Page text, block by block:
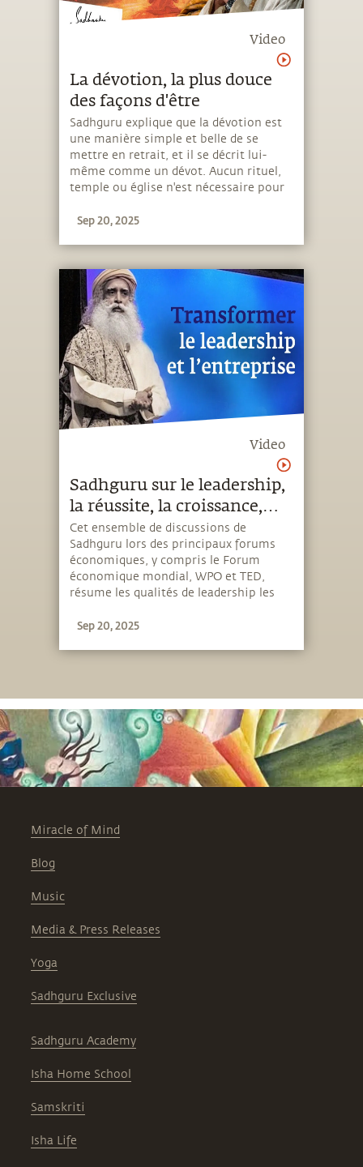
Video
La dévotion, la plus douce
des façons d'être
Sadhguru explique que la dévotion est
une manière simple et belle de se
mettre en retrait, et il se décrit lui-
même comme un dévot. Aucun rituel,
temple ou église n'est nécessaire pour
place dans la création.
Sep 20, 2025
Video
Sadhguru sur le leadership,
la réussite, la croissance,
l’économie inclusive et plus
Cet ensemble de discussions de
Sadhguru lors des principaux forums
économiques, y compris le Forum
économique mondial, WPO et TED,
résume les qualités de leadership les
commerciale réussie. Il explore la
imaginé et initié « INSIGHT : L’ADN du
succès » - un programme de leadership
unique, qui combine sa clarté dans la
vie avec les expériences de PDG
éminents, pour aider les dirigeants
d’entreprise à embrasser un
entrepreneurial. Pour plus
Sep 20, 2025
Miracle of Mind
Blog
Music
Media & Press Releases
Yoga
Sadhguru Exclusive
Sadhguru Academy
Isha Home School
Samskriti
Isha Life